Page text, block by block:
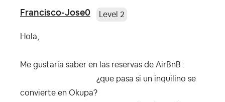
Francisco-Jose0 Level 2
Hola,
Me gustaria saber en las reservas de AirBnB :
¿que pasa si un inquilino se
convierte en Okupa?